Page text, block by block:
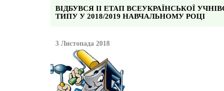
ВІДБУВСЯ ІІ ЕТАП ВСЕУКРАЇНСЬКОЇ
ТИПУ У 2018/2019 НАВЧАЛЬНОМУ РОЦІ
3 Листопада 2018